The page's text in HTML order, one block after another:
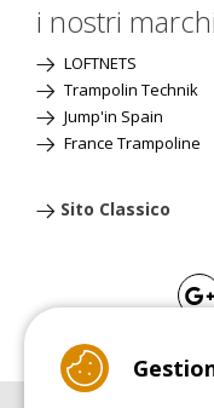
i nostri marchi
LOFTNETS
Trampolin Technik
Jump'in Spain
France Trampoline
Sito Classico